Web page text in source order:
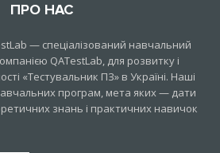
ПРО НАС
— спеціалізований навчальний
QATestLab, для розвитку і
«Тестувальник ПЗ» в Україні. Наші
програм, мета яких — дати
знань і практичних навичок